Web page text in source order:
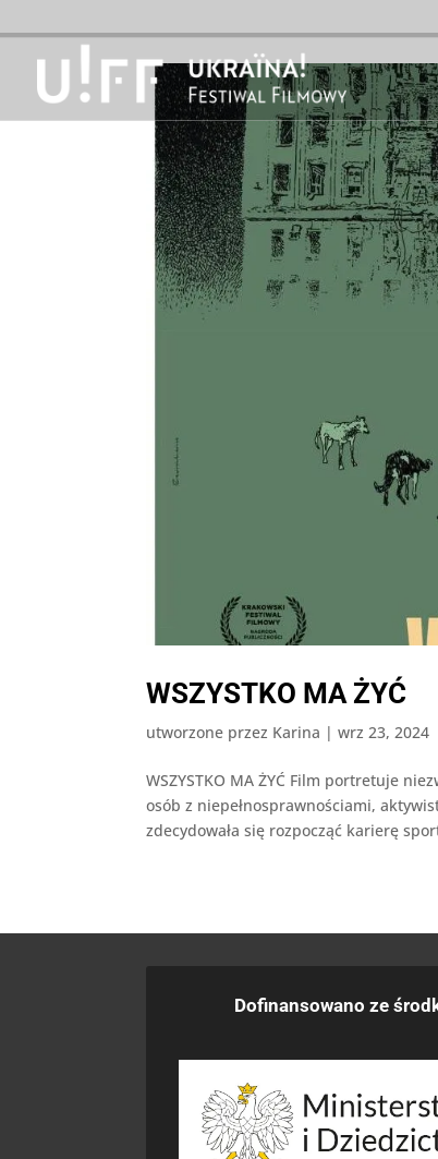
WSZYSTKO MA ŻYĆ
utworzone przez Karina |wrz 23, 2024
WSZYSTKO MA ŻYĆ Film portretuje
osób z niepełnosprawnościami,
zdecydowała się rozpocząć karierę
Dofinansowano ze